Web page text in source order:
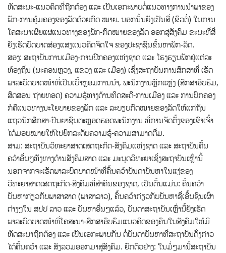
ທັດສະນະ-ແນວຄິດທີ່ຖືກຕ້ອງ ແລະ ເປັນເອກະພາບຕໍ່ແນວທາງການນໍາພາຂອງ
ພັກ-ການຄຸ້ມຄອງຂອງລັດດ້ວຍກົດ ໝາຍ. ນອກນັ້ນຍັງເປັນສື່ (ຂົວຕໍ່) ໃນການ
ໂຄສະນາເຜີຍແຜ່ແນວທາງຂອງພັກ-ກົດໝາຍຂອງລັດ ອອກສູ່ສັງຄົມ ຂະນະທີ່ສື່
ຍັງເຮັດບົດບາດສ່ອງແສງແນວຄິດຈິດໃຈ ຂອງປະຊາຊົນຂຶ້ນຫາພັກ-ລັດ.
ສອງ: ສະຖາບັນການເມືອງ-ການປົກຄອງແຫ່ງຊາດ ແລະ ໂຮງຮຽນພັກຢູ່ແຕ່ລະ
ທ້ອງຖິ່ນ (ນະຄອນຫຼວງ, ແຂວງ ແລະ ເມືອງ) ເຊິ່ງສະຖາບັນການສຶກສາທີ່ ເຮັດ
ພາລະບົດບາດໜ້າທີ່ເປັນເບົ້າຫຼອມການນຳ, ພະນັກງານຫຼັກແຫຼ່ງ (ສຶກສາອົບຮົມ,
ສິດສອນ ຖ່າຍທອດ) ຄວາມຮູ້ທາງດ້ານທິດສະດີ-ການເມືອງ ແລະ ການປົກຄອງ
ກໍຄືແນວທາງນະໂຍບາຍຂອງພັກ ແລະ ລະບຽບກົດໝາຍຂອງລັດໃຫ້ແກ່ຖັນ
ແຖວນັກສຶກສາ-ປັນຍາຊົນຕະຫຼອດຮອດພະນັກງານ ທີ່ການຈັດຕັ້ງຂອງເຂົາເຈົ້າ
ໄດ້ມອບໝາຍໃຫ້ໄປຍົກລະດັບຄວາມຮູ້-ຄວາມສາມາດຕື່ມ.
ສາມ: ສະຖາບັນວິທະຍາສາດເສດຖະກິດ-ສັງຄົມແຫ່ງຊາດ ແລະ ສະຖາບັນຄົ້ນ
ຄວ້າອື່ນໆທັງທາງດ້ານສັງຄົມສາດ ແລະ ມະນຸດວິທະຍາເຊິ່ງສະຖາບັນເຫຼົ່ານີ້
ນອກຈາກຈະເຮັດພາລະບົດບາດໜ້າທີ່ຄົ້ນຄວ້າບັນດາບັນຫາໃນແງ່ຂອງ
ວິທະຍາສາດເສດຖະກິດ-ສັງຄົມທີ່ສໍາຄັນຂອງຊາດ, ເປັນຕົ້ນແມ່ນ: ຄົ້ນຄວ້າ
ບັນຫາກ່ຽວກັບພາສາສາດ (ພາສາລາວ), ຄົ້ນຄວ້າກ່ຽວກັບບັນຫາຊື່ເອີ້ນຊົນເຜົ່າ
ຕ່າງໆໃນ ສປປ ລາວ ແລະ ບັນຫາອື່ນໆແລ້ວ, ບັນດາສະຖາບັນເຫຼົ່ານີ້ຍັງເຮັດ
ພາລະບົດບາດໜ້າທີ່ໂຄສະນາ-ສຶກສາອົບຮົມແນວຄິດຂອງຄົນໃນສັງຄົມໃຫ້ມີ
ທັດສະນາຖືກຕ້ອງ ແລະ ເປັນເອກະພາບກັນ ຕໍ່ບັນດາບັນຫາທີ່ສະຖາບັນດັ່ງກ່າວ
ໄດ້ຄົ້ນຄວ້າ ແລະ ສັງລວມອອກມາສູ່ສັງຄົມ. ຍົກຕົວຢ່າງ: ໃນມໍ່ໆມານີ້ສະຖາບັນ